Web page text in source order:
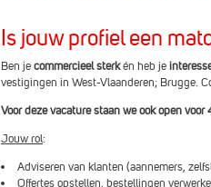
Is jouw profiel een
Ben jecommercieel sterkén heb je
vestigingen in West-Vlaanderen; Brugge.
Voor deze vacature staan we ook open
Jouw rol:
Adviseren van klanten (aannemers,
Offertes opstellen, bestellingen